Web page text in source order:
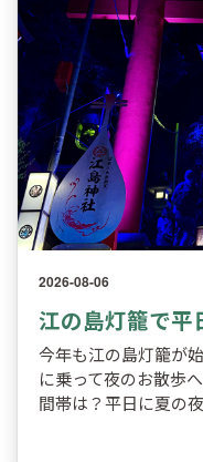
2026-08-06
江の島灯籠で平
今年も江の島灯籠が
に乗って夜のお散歩
間帯は？平日に夏の